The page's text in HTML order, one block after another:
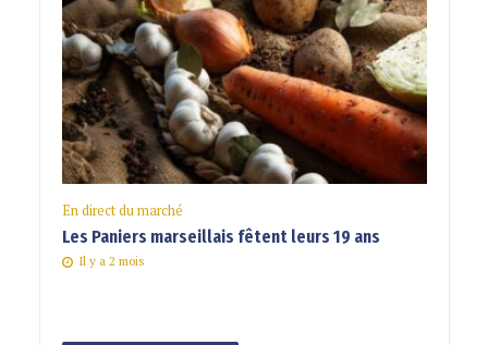
En direct du marché
Les Paniers marseillais fêtent leurs 19 ans
Il y a 2 mois